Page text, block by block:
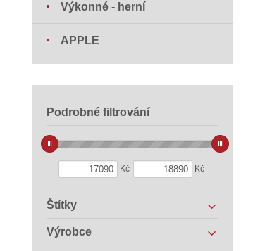
Výkonné - herní
APPLE
Podrobné filtrování
Kč Kč
Štítky
Výrobce